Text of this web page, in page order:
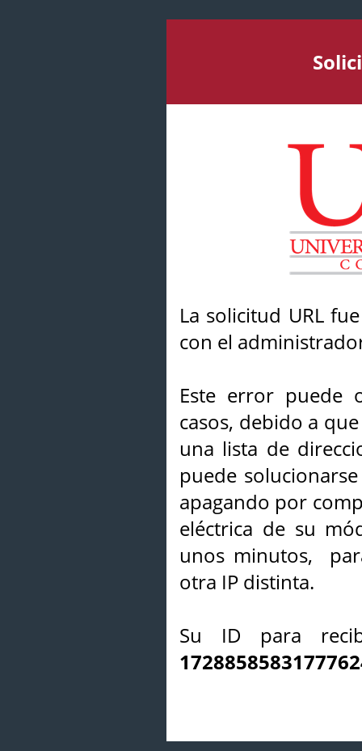
La solicitud URL
con el
Este error puede
casos, debido a
una lista de
puede
apagando por
eléctrica de su
unos minutos,
otra IP distinta.
Su ID para